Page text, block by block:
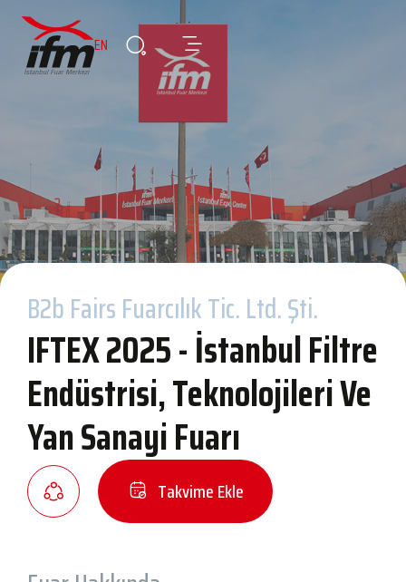
EN
B2b Fairs Fuarcılık Tic. Ltd. Şti.
IFTEX 2025 - İstanbul Filtre
Endüstrisi, Teknolojileri Ve
Yan Sanayi Fuarı
Takvime Ekle